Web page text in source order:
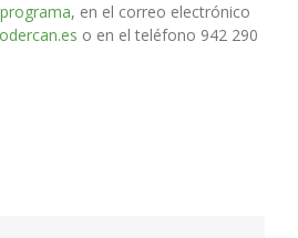
programa, en el correo electrónico
o en el teléfono 942 290